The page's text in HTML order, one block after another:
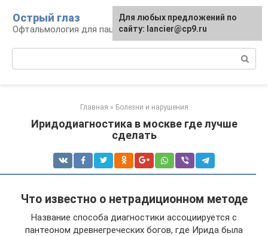
контенту
Острый глаз
Офтальмология для пациента
Главная » Болезни и нарушения
Иридодиагностика в москве где лучше
сделать
Что известно о нетрадиционном методе
Название способа диагностики ассоциируется с
пантеоном древнегреческих богов, где Ирида была
Для любых предложений по
сайту: lancier@cp9.ru